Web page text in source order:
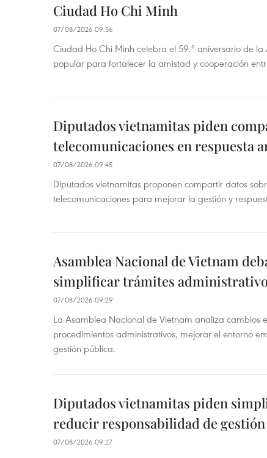
Ciudad Ho Chi Minh
07/08/2026 09:56
Ciudad Ho Chi Minh celebra el 59.º aniversario de
popular para fortalecer la amistad y cooperación
Diputados vietnamitas piden
telecomunicaciones en respuesta
07/08/2026 09:45
Diputados vietnamitas proponen compartir datos
telecomunicaciones para mejorar la gestión y
Asamblea Nacional de Vietnam
simplificar trámites
07/08/2026 09:29
La Asamblea Nacional de Vietnam analiza cambios
procedimientos administrativos, mejorar el entorno
gestión pública.
Diputados vietnamitas piden
reducir responsabilidad de gestión
07/08/2026 09:27